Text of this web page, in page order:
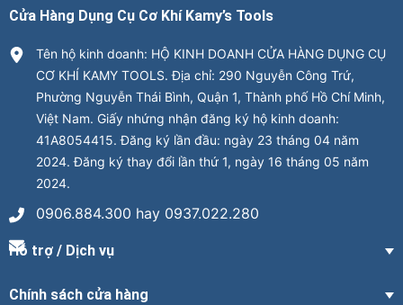
Cửa Hàng Dụng Cụ Cơ Khí Kamy’s Tools
Tên hộ kinh doanh: HỘ KINH DOANH CỬA HÀNG DỤNG CỤ
CƠ KHÍ KAMY TOOLS. Địa chỉ: 290 Nguyễn Công Trứ,
Phường Nguyễn Thái Bình, Quận 1, Thành phố Hồ Chí Minh,
Việt Nam. Giấy nhứng nhận đăng ký hộ kinh doanh:
41A8054415. Đăng ký lần đầu: ngày 23 tháng 04 năm
2024. Đăng ký thay đổi lần thứ 1, ngày 16 tháng 05 năm
2024.
0906.884.300 hay 0937.022.280
Hỗ trợ / Dịch vụ
Chính sách cửa hàng